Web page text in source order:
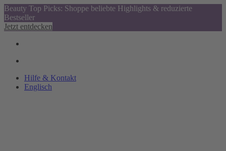
Beauty Top Picks: Shoppe beliebte Highlights & reduzierte
Bestseller
Jetzt entdecken
Hilfe & Kontakt
Englisch